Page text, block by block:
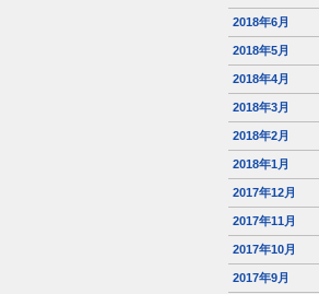
2018年6月
2018年5月
2018年4月
2018年3月
2018年2月
2018年1月
2017年12月
2017年11月
2017年10月
2017年9月